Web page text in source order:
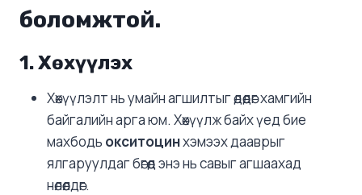
боломжтой.
1.Хөхүүлэх
Хөхүүлэлт нь умайн агшилтыг өдөөдөг хамгийн
байгалийн арга юм. Хөхүүлж байх үед бие
махбодь окситоцинхэмээх дааврыг
ялгаруулдаг бөгөөд энэ нь савыг агшаахад
нөлөөлдөг.